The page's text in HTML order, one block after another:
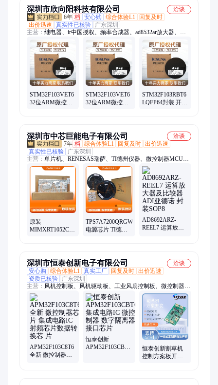
深圳市欣向阳科技有限公司
洽谈
6年 档 安心购 综合体验L1
回复及时
出价迅速
真实性已核验
广东深圳
主营： 继电器、ir中国授权、频率合成器、ad8532ar放大器、
ad828arz放大器、ad829jrz放大器、ad818arz放大器、ad8031arz放
大器、ad8058arz放大器、ad8532arz放大器、ad8001arz放大器、
ad8307arz放大器、ad8651armz放大器、ad8099ardz放大器、
ad8534aruz放大器、ad706jr通用运放、op42gsz精密运放、
op90gpz通用运放、ad8417brmz放大器、op07csz精密运放、
ad712jrz精密运放、hmc326ms8ge放大器、op490gsz通用运放、
op162gsz精密运放、ad848jrz通用运放
STM32F103VET6
32位ARM微控制
STM32F103VET6
32位ARM微控制
STM32F103RBT6
LQFP64封装 开发
深圳市中芯巨能电子有限公司
洽谈
7年 档 综合体验L1 回复及时 出价迅速
真实性已核验
广东深圳
主营： 单片机、RENESAS瑞萨、TI德州仪器、微控制器MCU、
ADI亚德诺、国产芯片替代、XILINX/赛灵思、可编程逻辑器
件、电源芯片、接口芯片、DSP数字信号处理器、时钟芯片、中
科芯、阿尔特拉、存储芯片、以太网控制芯片、射频芯片、恩智
浦、ST意法、中微爱芯、转换芯片、芯科、三星存储
原装
MIMXRT1052CVL5B
TPS7A7200QRGWREP
电源芯片 TI德州
AD8692ARZ-
REEL7 运算放大
深圳市恒泰创新电子有限公司
洽谈
安心购
综合体验L1 真实工厂 回复及时 出价迅速
资质已核验
广东深圳
主营： 风机控制板、风机驱动板、工业风扇控制板、微控制器芯
片、工业风机控制板、散热方案PCBA、OEM ODM、SMT贴片
加工、工业机柜散热风扇控制板、无刷风机驱动板、主板、管道
风机方案、高压吊扇方案、散热风扇方案、BLDC方案、PCB、
无刷电机驱动方案、无刷驱动方案、大功率风机控制板、工业风
机驱动板FOC、代工代料
APM32F103C8T6
全新 微控制器芯
恒泰创新
APM32F103CBT6.
恒泰创新割草机
控制方案板开发